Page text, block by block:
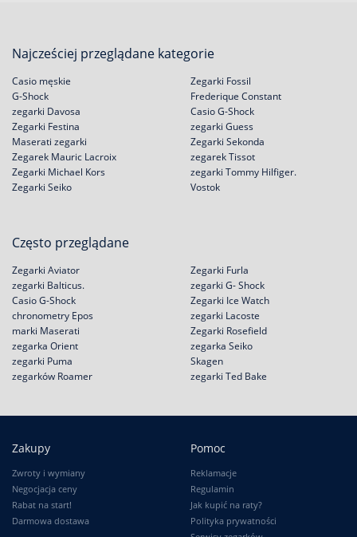
Najcześciej przeglądane kategorie
Casio męskie
G-Shock
zegarki Davosa
Zegarki Festina
Zegarki Fossil
Frederique Constant
Casio G-Shock
zegarki Guess
Maserati zegarki
Zegarek Mauric Lacroix
Zegarki Michael Kors
Zegarki Seiko
Zegarki Sekonda
zegarek Tissot
zegarki Tommy Hilfiger.
Vostok
Często przeglądane
Zegarki Aviator
zegarki Balticus.
Casio G-Shock
chronometry Epos
Zegarki Furla
zegarki G- Shock
Zegarki Ice Watch
zegarki Lacoste
marki Maserati
zegarka Orient
zegarki Puma
zegarków Roamer
Zegarki Rosefield
zegarka Seiko
Skagen
zegarki Ted Bake
Zakupy
Zwroty i wymiany
Negocjacja ceny
Rabat na start!
Darmowa dostawa
Pomoc
Reklamacje
Regulamin
Jak kupić na raty?
Polityka prywatności